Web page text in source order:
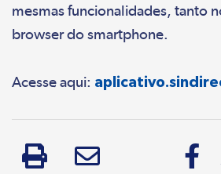
mesmas funcionalidades, tanto
browser do smartphone.
Acesse aqui: